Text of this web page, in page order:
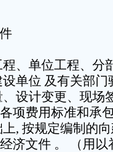
、单位工程、分
单位 及有关部门
设计变更、现场
项费用标准和承
, 按规定编制的
济文件 。 （用以